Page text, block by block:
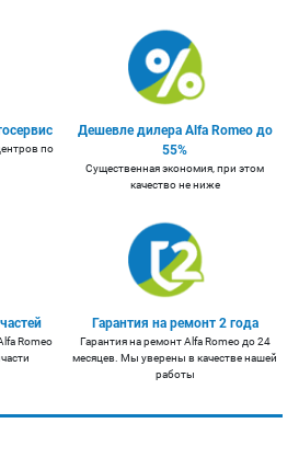
по
Дешевле дилера Alfa Romeo до
55%
Существенная экономия, при этом
качество не ниже
Romeo
Гарантия на ремонт 2 года
Гарантия на ремонт Alfa Romeo до 24
месяцев. Мы уверены в качестве нашей
работы